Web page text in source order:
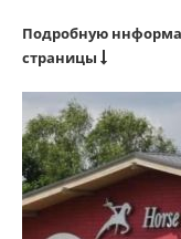
Подробную
страницы